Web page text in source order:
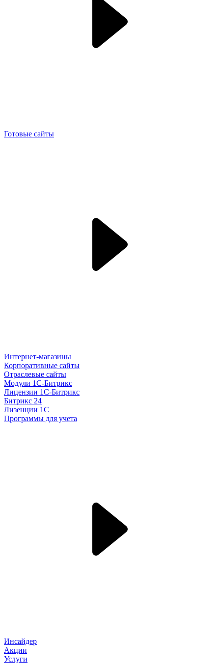
Готовые сайты
Интернет-магазины
Корпоративные сайты
Отраслевые сайты
Модули 1С-Битрикс
Лицензии 1С-Битрикс
Битрикс 24
Лизенции 1С
Программы для учета
Инсайдер
Акции
Услуги